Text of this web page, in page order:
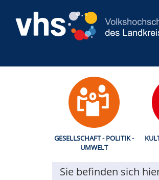
GESELLSCHAFT - POLITIK -
UMWELT
Sie befinden sich